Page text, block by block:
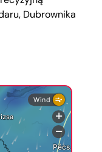
Dubrownika